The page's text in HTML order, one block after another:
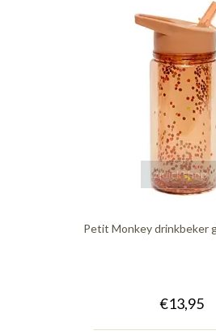
quickshop
Petit Monkey drinkbeker
€13,95